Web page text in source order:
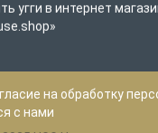
угги в интернет
на обработку
с нами